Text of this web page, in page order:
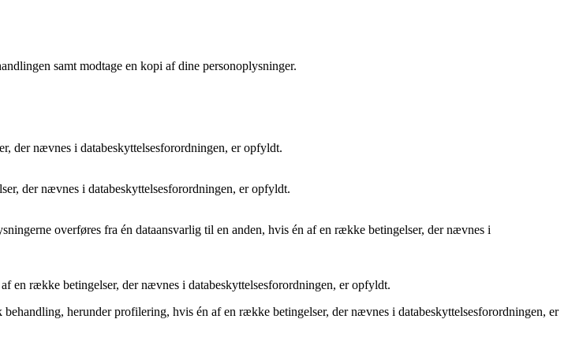
samt modtage en kopi af dine personoplysninger.
der nævnes i databeskyttelsesforordningen, er opfyldt.
der nævnes i databeskyttelsesforordningen, er opfyldt.
overføres fra én dataansvarlig til en anden, hvis én af en række betingelser, der nævnes i
en række betingelser, der nævnes i databeskyttelsesforordningen, er opfyldt.
herunder profilering, hvis én af en række betingelser, der nævnes i databeskyttelsesforordningen, er